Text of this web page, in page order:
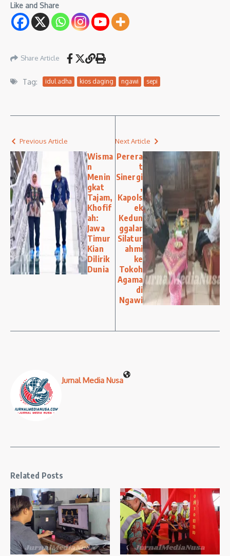
Like and Share
Share Article
Tag: idul adha kios daging ngawi sepi
Previous Article
Wisma
n
Menin
gkat
Tajam,
Khofif
ah:
Jawa
Timur
Kian
Dilirik
Dunia
Next Article
Perera
t
Sinergi
,
Kapols
ek
Kedun
ggalar
Silatur
ahmi
ke
Tokoh
Agama
di
Ngawi
Jurnal Media Nusa
Related Posts